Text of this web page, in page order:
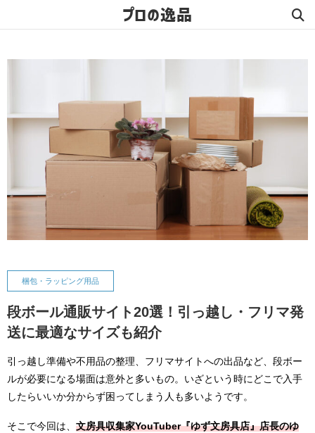
プロの逸品
梱包・ラッピング用品
段ボール通販サイト20選！引っ越し・フリマ発
送に最適なサイズも紹介
引っ越し準備や不用品の整理、フリマサイトへの出品など、段ボー
ルが必要になる場面は意外と多いもの。いざという時にどこで入手
したらいいか分からず困ってしまう人も多いようです。
そこで今回は、 文房具収集家YouTuber『ゆず文房具店』店長のゆ